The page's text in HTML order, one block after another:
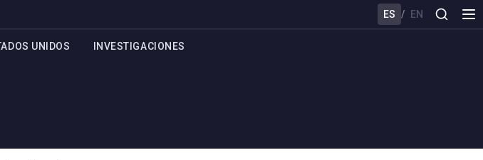
ES / EN
UNIDOS INVESTIGACIONES